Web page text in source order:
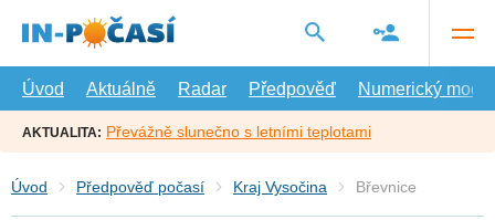
hlavní
Úvod
Aktuálně Radar Předpověď Numerický model
AKTUALITA: Převážně slunečno s letními teplotami
Úvod Předpověď počasí Kraj Vysočina Břevnice